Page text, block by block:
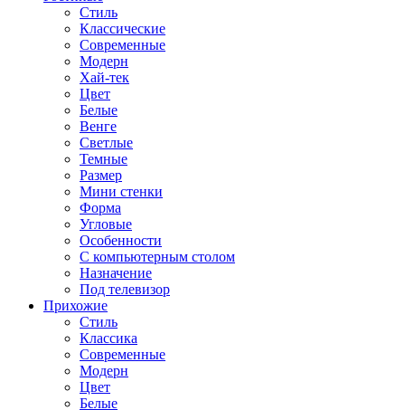
Стиль
Классические
Современные
Модерн
Хай-тек
Цвет
Белые
Венге
Светлые
Темные
Размер
Мини стенки
Форма
Угловые
Особенности
С компьютерным столом
Назначение
Под телевизор
Прихожие
Стиль
Классика
Современные
Модерн
Цвет
Белые